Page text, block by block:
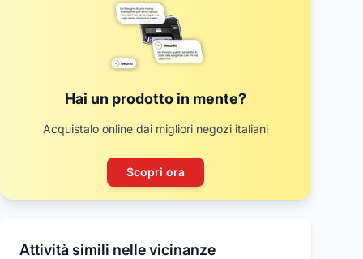
Hai un prodotto in mente?
Acquistalo online dai migliori negozi italiani
Scopri ora
Attività simili nelle vicinanze